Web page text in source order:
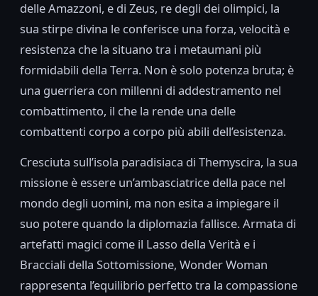
delle Amazzoni, e di Zeus, re degli dei olimpici, la
sua stirpe divina le conferisce una forza, velocità e
resistenza che la situano tra i metaumani più
formidabili della Terra. Non è solo potenza bruta; è
una guerriera con millenni di addestramento nel
combattimento, il che la rende una delle
combattenti corpo a corpo più abili dell’esistenza.
Cresciuta sull’isola paradisiaca di Themyscira, la sua
missione è essere un’ambasciatrice della pace nel
mondo degli uomini, ma non esita a impiegare il
suo potere quando la diplomazia fallisce. Armata di
artefatti magici come il Lasso della Verità e i
Bracciali della Sottomissione, Wonder Woman
rappresenta l’equilibrio perfetto tra la compassione